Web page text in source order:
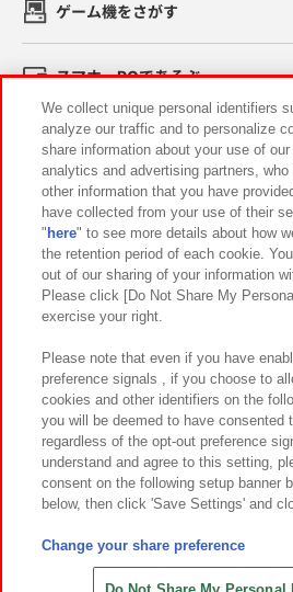
ゲーム機をさがす
スマホ・PCであそぶ
イベント・キャンペーン
関連会社 サステナビリティ
プライバシーポリシー ウェブアクセ
お取引先さまとともに
カスタマーハラスメント対応方針 よく
©Bandai Namco
©Bandai Namco
©HANAYASHIKI Co., Ltd. All
We collect unique personal identifiers
analyze our traffic and to personalize
share information about your use of
analytics and advertising partners,
other information that you have
have collected from your use of their
" here" to see more details about how
the retention period of each cookie.
out of our sharing of your information
Please click [Do Not Share My
exercise your right.
Please note that even if you have
preference signals , if you choose to
cookies and other identifiers on the
you will be deemed to have consented
regardless of the opt-out preference
understand and agree to this setting,
consent on the following setup banner
below, then click 'Save Settings' and
Change your share preference